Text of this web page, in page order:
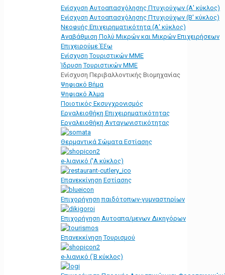
Ενίσχυση Αυτοαπασχόλησης Πτυχιούχων (Α' κύκλος)
Ενίσχυση Αυτοαπασχόλησης Πτυχιούχων (Β' κύκλος)
Νεοφυής Επιχειρηματικότητα (Α' κύκλος)
Αναβάθμιση Πολύ Μικρών και Μικρών Επιχειρήσεων
Επιχειρούμε Έξω
Ενίσχυση Τουριστικών ΜΜΕ
Ίδρυση Τουριστικών ΜΜΕ
Ενίσχυση Περιβαλλοντικής Βιομηχανίας
Ψηφιακό Βήμα
Ψηφιακό Άλμα
Ποιοτικός Εκσυγχρονισμός
Εργαλειοθήκη Eπιχειρηματικότητας
Εργαλειοθήκη Ανταγωνιστικότητας
Θερμαντικά Σώματα Εστίασης
e-λιανικό ('Α κύκλος)
Επανεκκίνηση Εστίασης
Επιχορήγηση παιδότοπων-γυμναστηρίων
Επιχορήγηση Αυτοαπα/μενων Δικηγόρων
Επανεκκίνηση Τουρισμού
e-λιανικό (΄Β κύκλος)